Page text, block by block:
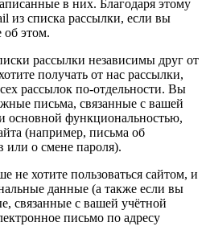
в них. Благодаря этому
из списка рассылки, если вы
об этом.
рассылки независимы друг от
получать от нас рассылки,
рассылок по-отдельности. Вы
письма, связанные с вашей
основной функциональностью,
(например, письма об
или о смене пароля).
не хотите пользоваться сайтом, и
данные (а также если вы
связанные с вашей учётной
письмо по адресу